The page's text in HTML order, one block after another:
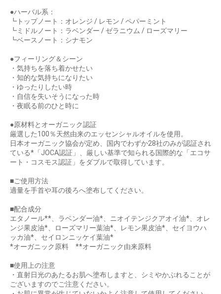
お買い物を続ける
●ハーバル系：
┗トップノート：オレンジ / レモン / ペパーミント
┗ミドルノート：ラベンダー / ゼラニウム / ローズマリー
┗ベースノート：シナモン
●フィーリング＆シーン
・気持ちを落ち着かせたい
・知的な気持ちになりたい
・ゆったりしたい時
・自信を失いそうになった時
・夜眠る前のひと時に
●原材料とオーガニック認証
厳選した100％天然由来のエッセンシャルオイルを使用。
日本オーガニック協会が定め、国内でわずか28社のみが認証され
ている*「JOCA認証」、厳しい基準で知られる国際的な「エコサ
ート・コスモス認証」をダブルで取得しています。
■ご使用方法
適量を手首や耳の後ろへ塗布してください。
■配合成分
エタノール**、ラベンダー油*、ニオイテンジクアオイ油*、オレ
ンジ果皮油*、ローズマリー葉油*、レモン果皮油*、セイヨウハ
ッカ油*、セイロンニッケイ葉油*
*オーガニック原料 **オーガニック由来原料
■使用上の注意
・直射日光のあたるお肌へ塗布しますと、シミやかぶれることが
ございますのでご注意ください。